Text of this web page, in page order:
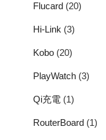
Flucard (20)
Hi-Link (3)
Kobo (20)
PlayWatch (3)
Qi充電 (1)
RouterBoard (1)